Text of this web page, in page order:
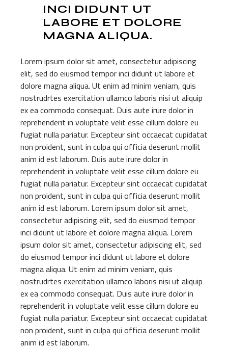
INCI DIDUNT UT
LABORE ET DOLORE
MAGNA ALIQUA.
Lorem ipsum dolor sit amet, consectetur adipiscing
elit, sed do eiusmod tempor inci didunt ut labore et
dolore magna aliqua. Ut enim ad minim veniam, quis
nostrudrtes exercitation ullamco laboris nisi ut aliquip
ex ea commodo consequat. Duis aute irure dolor in
reprehenderit in voluptate velit esse cillum dolore eu
fugiat nulla pariatur. Excepteur sint occaecat cupidatat
non proident, sunt in culpa qui officia deserunt mollit
anim id est laborum. Duis aute irure dolor in
reprehenderit in voluptate velit esse cillum dolore eu
fugiat nulla pariatur. Excepteur sint occaecat cupidatat
non proident, sunt in culpa qui officia deserunt mollit
anim id est laborum. Lorem ipsum dolor sit amet,
consectetur adipiscing elit, sed do eiusmod tempor
inci didunt ut labore et dolore magna aliqua. Lorem
ipsum dolor sit amet, consectetur adipiscing elit, sed
do eiusmod tempor inci didunt ut labore et dolore
magna aliqua. Ut enim ad minim veniam, quis
nostrudrtes exercitation ullamco laboris nisi ut aliquip
ex ea commodo consequat. Duis aute irure dolor in
reprehenderit in voluptate velit esse cillum dolore eu
fugiat nulla pariatur. Excepteur sint occaecat cupidatat
non proident, sunt in culpa qui officia deserunt mollit
anim id est laborum.